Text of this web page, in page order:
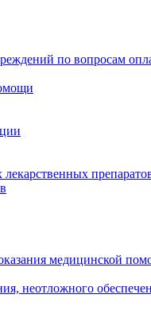
по вопросам
медицинской